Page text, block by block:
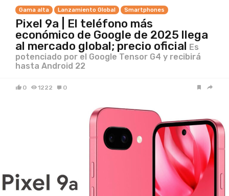
Gama alta Lanzamiento Global Smartphones
Pixel 9a | El teléfono más
económico de Google de 2025 llega
al mercado global; precio oficial Es
potenciado por el Google Tensor G4 y recibirá
hasta Android 22
0 1222 0